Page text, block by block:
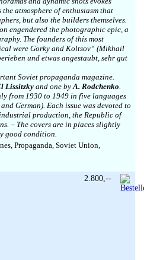
atmosphere of enthusiasm that
but also the builders themselves.
engendered the photographic epic, a
The founders of this most
were Gorky and Koltsov“ (Mikhail
und etwas angestaubt, sehr gut
Soviet propaganda magazine.
Lissitzky and one byA. Rodchenko.
from 1930 to 1949 in five languages
German). Each issue was devoted to
production, the Republic of
– The covers are in places slightly
good condition.
Propaganda, Soviet Union,
2.800,--